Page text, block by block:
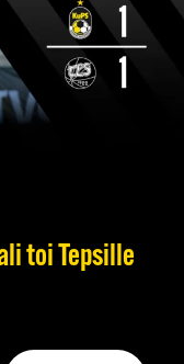
toi Tepsille